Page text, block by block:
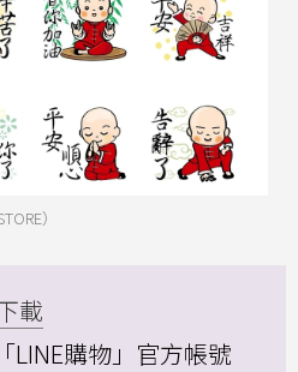
）
載
LINE購物」官方帳號